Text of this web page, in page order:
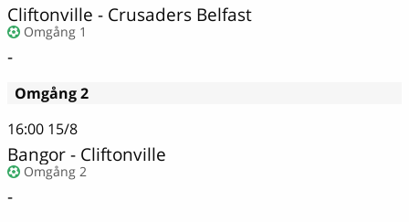
Cliftonville - Crusaders Belfast
Omgång 1
-
Omgång 2
16:00 15/8
Bangor - Cliftonville
Omgång 2
-